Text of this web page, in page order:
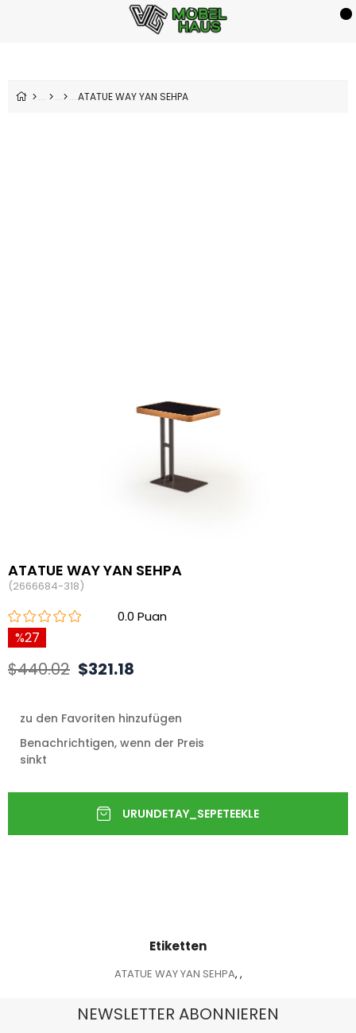
ATATUE WAY YAN SEHPA
ATATUE WAY YAN SEHPA
(2666684-318)
0.0
27
$440.02 $321.18
zu den Favoriten hinzufügen
Benachrichtigen, wenn der Preis
sinkt
Etiketten
ATATUE WAY YAN SEHPA, ,
NEWSLETTER ABONNIEREN